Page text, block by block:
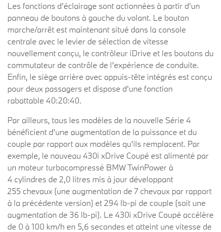
Les fonctions d’éclairage sont actionnées à partir d’un
panneau de boutons à gauche du volant. Le bouton
marche/arrêt est maintenant situé dans la console
centrale avec le levier de sélection de vitesse
nouvellement conçu, le contrôleur iDrive et les boutons du
commutateur de contrôle de l’expérience de conduite.
Enfin, le siège arrière avec appuis-tête intégrés est conçu
pour deux passagers et dispose d’une fonction
rabattable 40:20:40.
Par ailleurs, tous les modèles de la nouvelle Série 4
bénéficient d’une augmentation de la puissance et du
couple par rapport aux modèles qu’ils remplacent. Par
exemple, le nouveau 430i xDrive Coupé est alimenté par
un moteur turbocompressé BMW TwinPower à
4 cylindres de 2,0 litres mis à jour développant
255 chevaux (une augmentation de 7 chevaux par rapport
à la précédente version) et 294 lb-pi de couple (soit une
augmentation de 36 lb-pi). Le 430i xDrive Coupé accélère
de 0 à 100 km/h en 5,6 secondes et atteint une vitesse de